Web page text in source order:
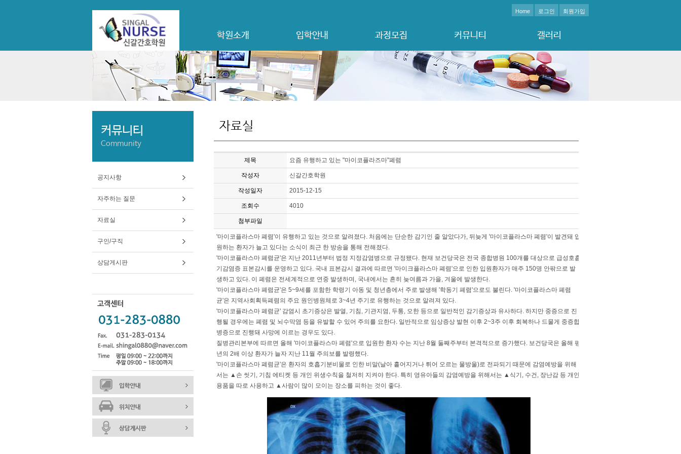
Home 로그인 회원가입
학원소개 입학안내 과정모집 커뮤니티 갤러리
커뮤니티
Community
공지사항
자주하는 질문
자료실
구인/구직
상담게시판
자료실
제목 요즘 유행하고 있는 "마이코플라즈마"폐렴
작성자 신갈간호학원
작성일자 2015-12-15
조회수 4010
첨부파일
'마이코플라스마 폐렴'이 유행하고 있는 것으로 알려졌다. 처음에는 단순한 감기인 줄 알았다가, 뒤늦게 '마이코플라스마 폐렴'이 발견돼 입
원하는 환자가 늘고 있다는 소식이 최근 한 방송을 통해 전해졌다.
'마이코플라스마 폐렴균'은 지난 2011년부터 법정 지정감염병으로 규정됐다. 현재 보건당국은 전국 종합병원 100개를 대상으로 급성호흡
기감염증 표본감시를 운영하고 있다. 국내 표본감시 결과에 따르면 '마이크플라스마 폐렴'으로 인한 입원환자가 매주 150명 안팎으로 발
생하고 있다. 이 폐렴은 전세계적으로 연중 발생하며, 국내에서는 흔히 늦여름과 가을, 겨울에 발생한다.
'마이코플라스마 폐렴균'은 5~9세를 포함한 학령기 아동 및 청년층에서 주로 발생해 '학동기 폐렴'으로도 불린다. '마이코플라스마 폐렴
균'은 지역사회획득폐렴의 주요 원인병원체로 3~4년 주기로 유행하는 것으로 알려져 있다.
'마이코플라스마 폐렴균' 감염시 초기증상은 발열, 기침, 기관지염, 두통, 오한 등으로 일반적인 감기증상과 유사하다. 하지만 중증으로 진
행될 경우에는 폐렴 및 뇌수막염 등을 유발할 수 있어 주의를 요한다. 일반적으로 임상증상 발현 이후 2~3주 이후 회복하나 드물게 중증합
병증으로 진행돼 사망에 이르는 경우도 있다.
질병관리본부에 따르면 올해 '마이코플라스마 폐렴'으로 입원한 환자 수는 지난 8월 둘째주부터 본격적으로 증가했다. 보건당국은 올해 평
년의 2배 이상 환자가 늘자 지난 11월 주의보를 발령했다.
'마이코플라스마 폐렴균'은 환자의 호흡기분비물로 인한 비말(날아 흩어지거나 튀어 오르는 물방울)로 전파되기 때문에 감염예방을 위해
서는 ▲손 씻기, 기침 에티켓 등 개인 위생수칙을 철저히 지켜야 한다. 특히 영유아들의 감염예방을 위해서는 ▲식기, 수건, 장난감 등 개인
용품을 따로 사용하고 ▲사람이 많이 모이는 장소를 피하는 것이 좋다.